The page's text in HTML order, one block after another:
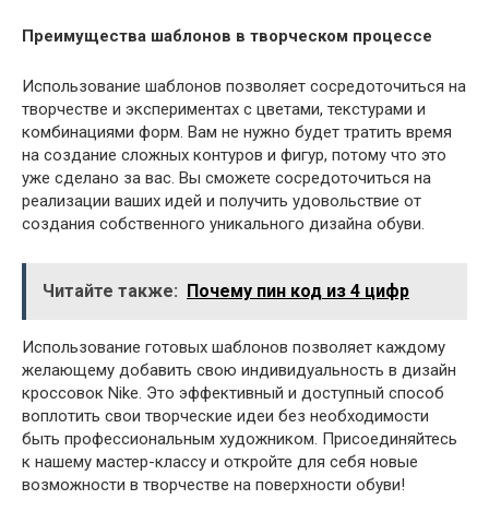
Преимущества шаблонов в творческом процессе
Использование шаблонов позволяет сосредоточиться на
творчестве и экспериментах с цветами, текстурами и
комбинациями форм. Вам не нужно будет тратить время
на создание сложных контуров и фигур, потому что это
уже сделано за вас. Вы сможете сосредоточиться на
реализации ваших идей и получить удовольствие от
создания собственного уникального дизайна обуви.
Читайте также: Почему пин код из 4 цифр
Использование готовых шаблонов позволяет каждому
желающему добавить свою индивидуальность в дизайн
кроссовок Nike. Это эффективный и доступный способ
воплотить свои творческие идеи без необходимости
быть профессиональным художником. Присоединяйтесь
к нашему мастер-классу и откройте для себя новые
возможности в творчестве на поверхности обуви!